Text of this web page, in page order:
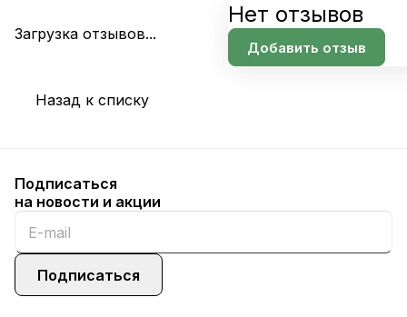
Загрузка отзывов...
Нет отзывов
Добавить отзыв
Назад к списку
Подписаться
на новости и акции
Подписаться